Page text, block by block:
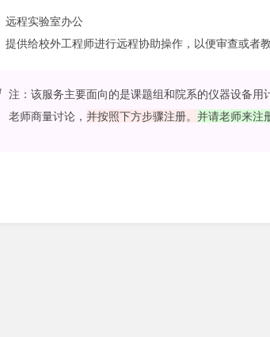
远程实验室办公
提供给校外工程师进行远程协助操作，以便审查或者
注：该服务主要面向的是课题组和院系的仪器设备
老师商量讨论， 并按照下方步骤注册。 并请老师来注